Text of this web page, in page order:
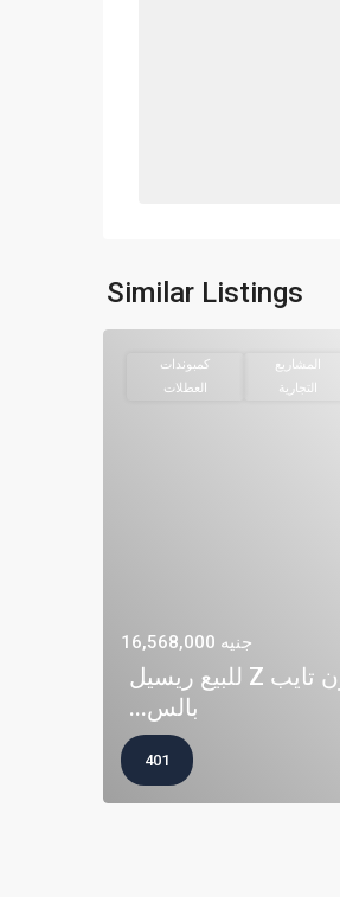
Similar Listings
المشاريع
التجارية
كمبوندات
العطلات
جنيه 16,568,000
فيلا استاند الون تايب Z للبيع ريسيل
بالس...
401